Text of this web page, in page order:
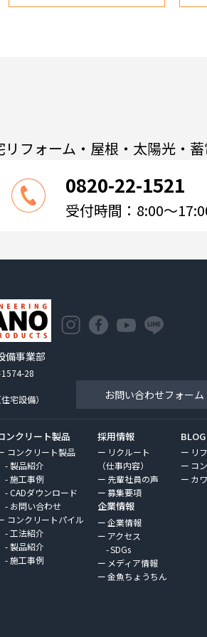
リフォーム・屋根・太陽光・
0820-22-1521
受付時間：8:00～
備事業部
28
住宅設備） お問い合わせフォーム
ンクリート製品
コンクリート製品
製品紹介
施工事例
CADダウンロード
お問い合わせ
コンクリートパイル
工法紹介
製品紹介
施工事例
採用情報
リクルート
（仕事内容）
先輩社員の声
募集要項
企業情報
企業情報
アクセス
SDGs
メディア情報
金魚ちょうちん
BLOG
リ
コ
カ